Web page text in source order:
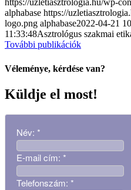
https://uzletiasztrologia.hu/wp-
alphabase https://
logo.png alphabase2022-04-21
11:33:48Asztrológus szakmai
További publikációk
Véleménye, kérdése van?
Küldje el most!
Név: *
E-mail cím: *
Telefonszám: *